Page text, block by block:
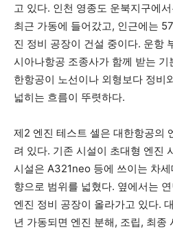
고 있다. 인천 영종도 운북지구에
최근 가동에 들어갔고, 인근에는
진 정비 공장이 건설 중이다. 운항
시아나항공 조종사가 함께 받는
한항공이 노선이나 외형보다 정비
넓히는 흐름이 뚜렷하다.
제2 엔진 테스트 셀은 대한항공의
려 있다. 기존 시설이 초대형 엔진
시설은 A321neo 등에 쓰이는 차
향으로 범위를 넓혔다. 옆에서는
엔진 정비 공장이 올라가고 있다.
년 가동되면 엔진 분해, 조립, 최종